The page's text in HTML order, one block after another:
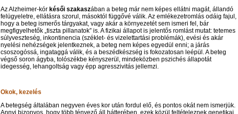
Az Alzheimer-kór késői szakaszában a beteg már nem képes ellátni magát, állandó
felügyeletre, ellátásra szorul, másoktól függővé válik. Az emlékezetromlás odáig fajul,
hogy a beteg ismerős tárgyakat, vagy akár a környezetét sem ismeri fel, bár
megfigyelhetők „tiszta pillanatok” is. A fizikai állapot is jelentős romlást mutat: tetemes
súlyveszteség, inkontinencia (széklet- és vizelettartási problémák), evési és akár
nyelési nehézségek jelentkeznek, a beteg nem képes egyedül enni; a járás
csoszogóssá, ingataggá válik, és a beszédkészség is fokozatosan leépül. A beteg
végső soron ágyba, tolószékbe kényszerül, mindeközben pszichés állapotát
idegesség, lehangoltság vagy épp agresszivitás jellemzi.
Okok, kezelés
A betegség általában negyven éves kor után fordul elő, és pontos okát nem ismerjük.
Annyi bizonyos, hogy több tényező áll hátterében, ezek közül feltételeznek genetikai